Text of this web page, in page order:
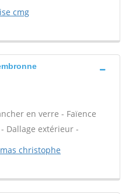
cmg
en verre - Faïence
Dallage extérieur -
christophe